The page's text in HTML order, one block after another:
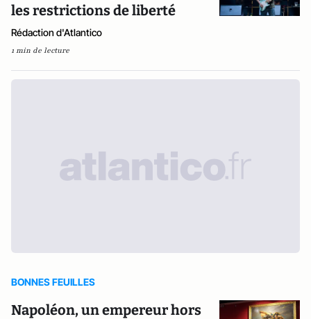
les restrictions de liberté
Rédaction d'Atlantico
1 min de lecture
BONNES FEUILLES
Napoléon, un empereur hors